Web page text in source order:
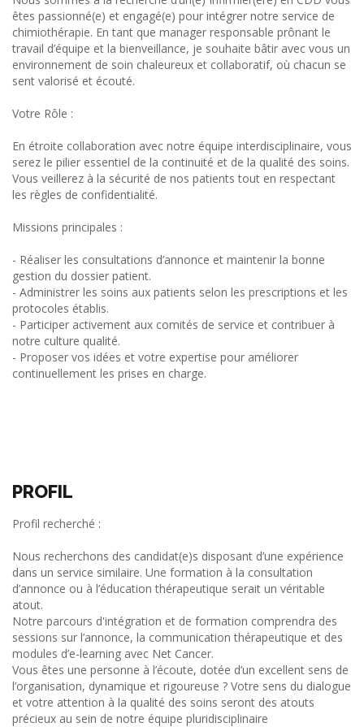
êtes passionné(e) et engagé(e) pour intégrer notre service de
chimiothérapie. En tant que manager responsable prônant le
travail d’équipe et la bienveillance, je souhaite bâtir avec vous un
environnement de soin chaleureux et collaboratif, où chacun se
sent valorisé et écouté.
Votre Rôle :
En étroite collaboration avec notre équipe interdisciplinaire, vous
serez le pilier essentiel de la continuité et de la qualité des soins.
Vous veillerez à la sécurité de nos patients tout en respectant
les règles de confidentialité.
Missions principales :
- Réaliser les consultations d’annonce et maintenir la bonne
gestion du dossier patient.
- Administrer les soins aux patients selon les prescriptions et les
protocoles établis.
- Participer activement aux comités de service et contribuer à
notre culture qualité.
- Proposer vos idées et votre expertise pour améliorer
continuellement les prises en charge.
PROFIL
Profil recherché :
Nous recherchons des candidat(e)s disposant d’une expérience
dans un service similaire. Une formation à la consultation
d’annonce ou à l’éducation thérapeutique serait un véritable
atout.
Notre parcours d'intégration et de formation comprendra des
sessions sur l’annonce, la communication thérapeutique et des
modules d’e-learning avec Net Cancer.
Vous êtes une personne à l’écoute, dotée d’un excellent sens de
l’organisation, dynamique et rigoureuse ? Votre sens du dialogue
et votre attention à la qualité des soins seront des atouts
précieux au sein de notre équipe pluridisciplinaire